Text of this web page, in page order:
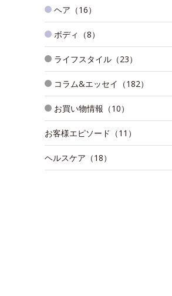
ヘア（16）
ボディ（8）
ライフスタイル（23）
コラム&エッセイ（182）
お買い物情報（10）
お客様エピソード（11）
ヘルスケア（18）